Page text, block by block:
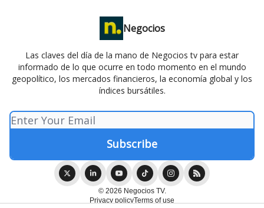
Negocios
Las claves del día de la mano de Negocios tv para estar
informado de lo que ocurre en todo momento en el mundo
geopolítico, los mercados financieros, la economía global y los
índices bursátiles.
© 2026 Negocios TV.
Privacy policyTerms of use